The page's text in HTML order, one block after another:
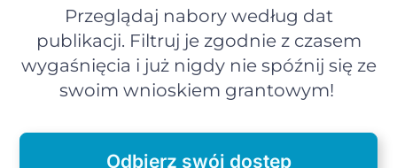
Przeglądaj nabory według dat
publikacji. Filtruj je zgodnie z czasem
wygaśnięcia i już nigdy nie spóźnij się ze
swoim wnioskiem grantowym!
Odbierz swój dostęp